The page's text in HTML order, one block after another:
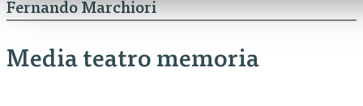
Fernando Marchiori
Media teatro memoria